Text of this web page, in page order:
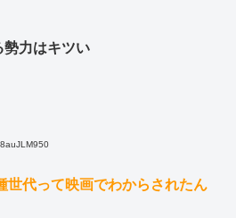
勢力はキツい
世代って映画でわからされたん